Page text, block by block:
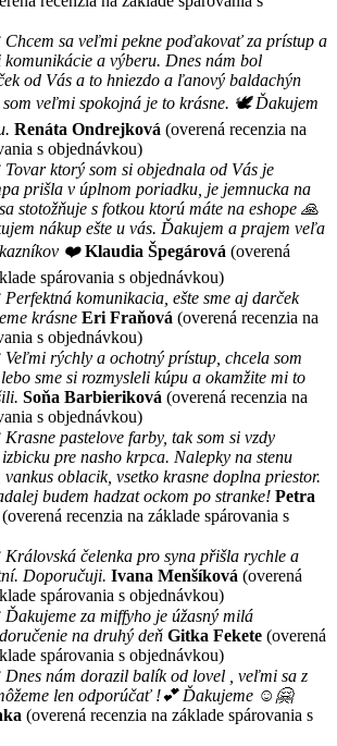
Chcem sa veľmi pekne poďakovať za prístup a
a výberu. Dnes nám bol
od Vás a to hniezdo a ľanový baldachýn
som veľmi spokojná je to krásne. 🕊 Ďakujem
Renáta Ondrejková (overená recenzia na
s objednávkou)
Tovar ktorý som si objednala od Vás je
prišla v úplnom poriadku, je jemnucka na
stotožňuje s fotkou ktorú máte na eshope 🙏
nákup ešte u vás. Ďakujem a prajem veľa
❤️ Klaudia Špegárová (overená
spárovania s objednávkou)
Perfektná komunikacia, ešte sme aj darček
krásne Eri Fraňová (overená recenzia na
s objednávkou)
Veľmi rýchly a ochotný prístup, chcela som
sme si rozmysleli kúpu a okamžite mi to
Soňa Barbieriková (overená recenzia na
s objednávkou)
Krasne pastelove farby, tak som si vzdy
pre nasho krpca. Nalepky na stenu
oblacik, vsetko krasne doplna priestor.
budem hadzat ockom po stranke! Petra
(overená recenzia na základe spárovania s
Královská čelenka pro syna přišla rychle a
Doporučuji. Ivana Menšíková (overená
spárovania s objednávkou)
Ďakujeme za miffyho je úžasný milá
na druhý deň Gitka Fekete (overená
spárovania s objednávkou)
Dnes nám dorazil balík od lovel , veľmi sa z
len odporúčať !💕 Ďakujeme ☺️🤗
(overená recenzia na základe spárovania s